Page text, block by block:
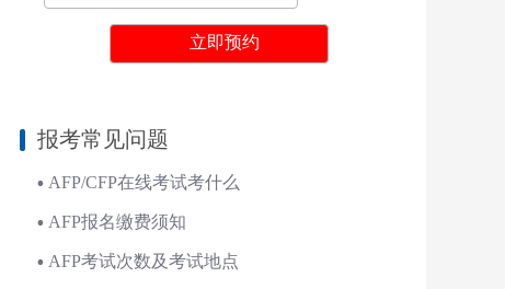
报考常见问题
AFP/CFP在线考试考什么
AFP报名缴费须知
AFP考试次数及考试地点